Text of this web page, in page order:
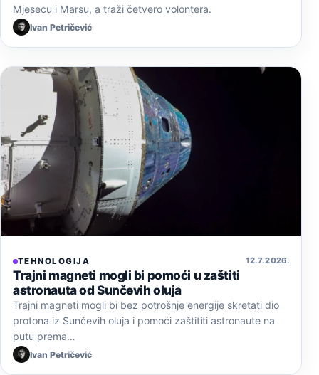
Mjesecu i Marsu, a traži četvero volontera.
Ivan Petričević
TEHNOLOGIJA 12. 7. 2026.
Trajni magneti mogli bi pomoći u zaštiti
astronauta od Sunčevih oluja
Trajni magneti mogli bi bez potrošnje energije skretati dio
protona iz Sunčevih oluja i pomoći zaštititi astronaute na
putu prema…
Ivan Petričević